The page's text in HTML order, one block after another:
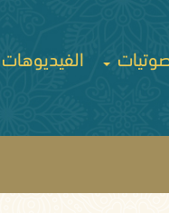
الفيديوهات